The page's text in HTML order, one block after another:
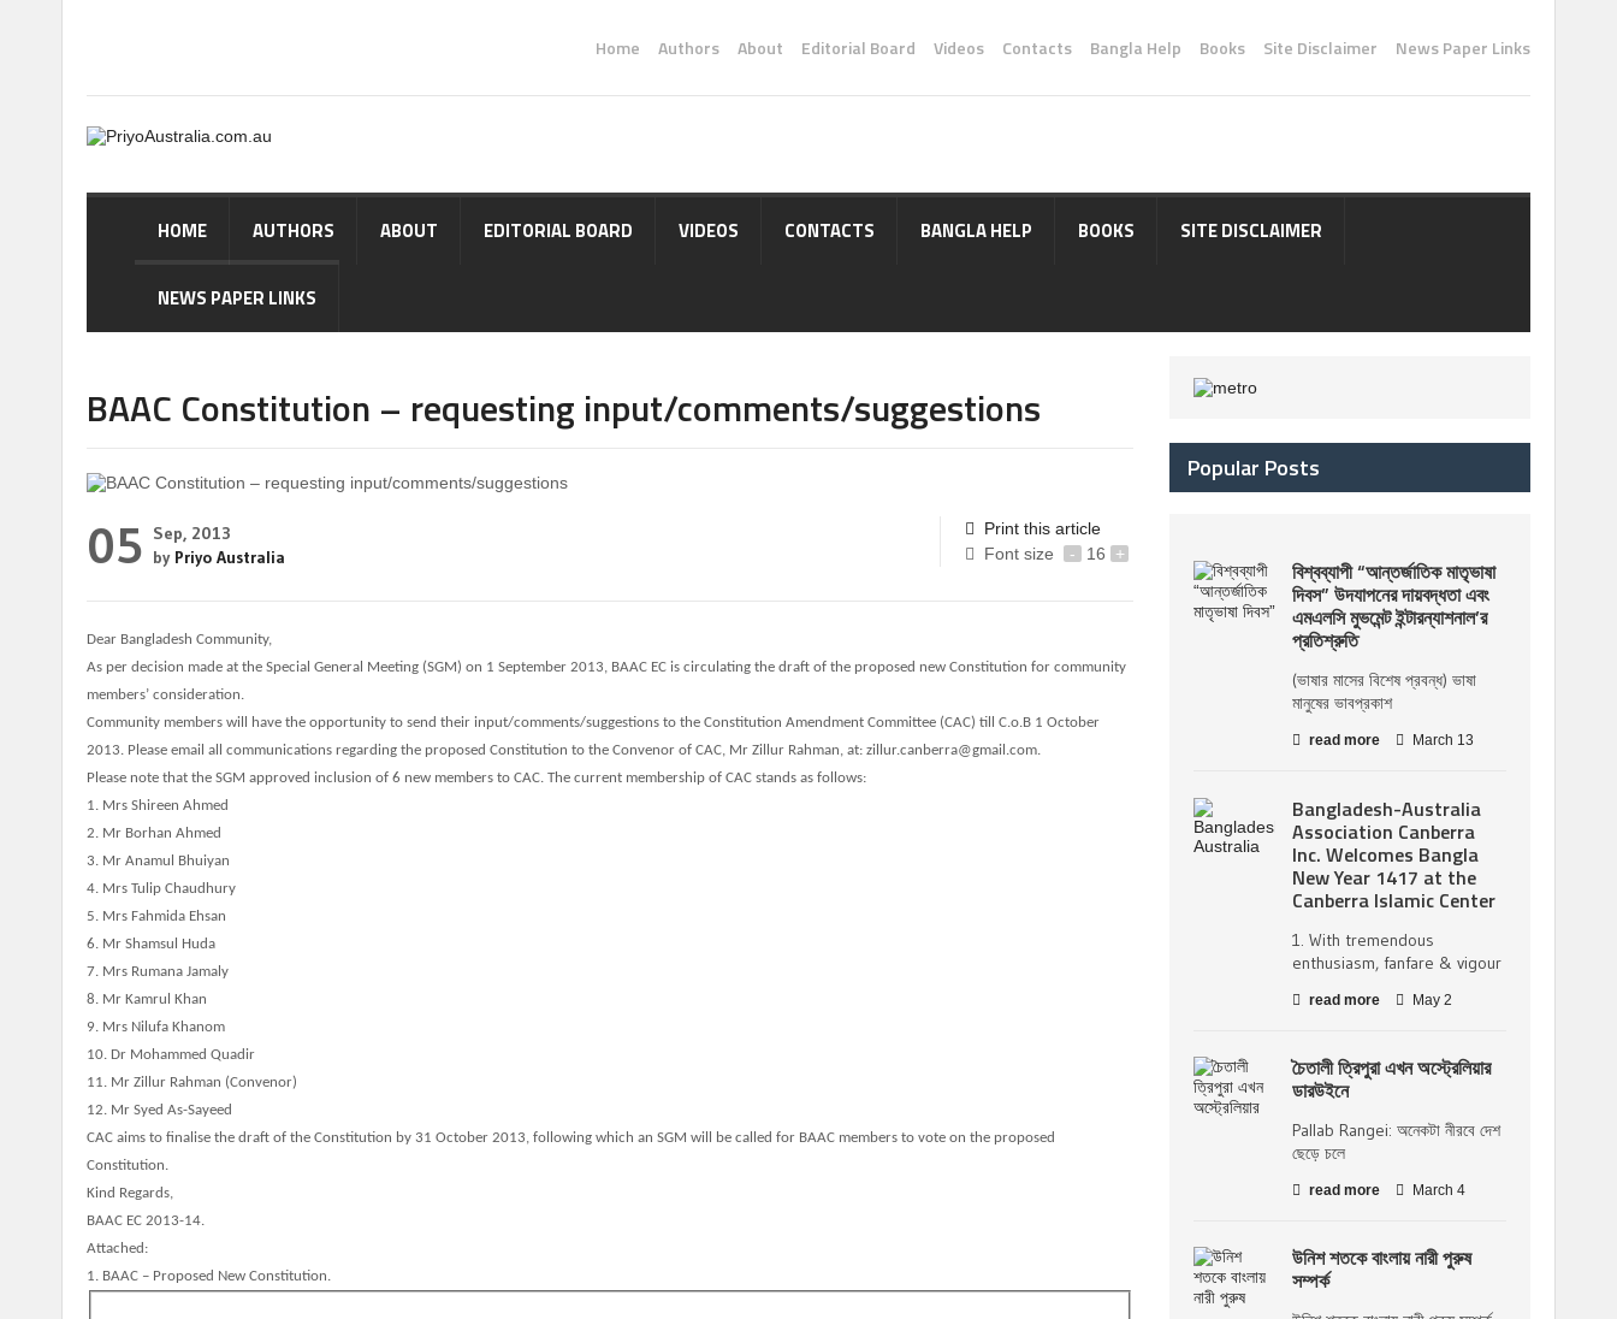
Home Authors About Editorial Board Videos Contacts Bangla Help Books Site Disclaimer News Paper Links
HOME AUTHORS ABOUT EDITORIAL BOARD VIDEOS CONTACTS BANGLA HELP BOOKS SITE DISCLAIMER
NEWS PAPER LINKS
BAAC Constitution – requesting input/comments/suggestions
05 Sep, 2013
by Priyo Australia
Print this article
Font size
- 16 +
Dear Bangladesh Community,
As per decision made at the Special General Meeting (SGM) on 1 September 2013, BAAC EC is circulating the draft of the proposed new Constitution for community
members’ consideration.
Community members will have the opportunity to send their input/comments/suggestions to the Constitution Amendment Committee (CAC) till C.o.B 1 October
2013. Please email all communications regarding the proposed Constitution to the Convenor of CAC, Mr Zillur Rahman, at: zillur.canberra@gmail.com.
Please note that the SGM approved inclusion of 6 new members to CAC. The current membership of CAC stands as follows:
1. Mrs Shireen Ahmed
2. Mr Borhan Ahmed
3. Mr Anamul Bhuiyan
4. Mrs Tulip Chaudhury
5. Mrs Fahmida Ehsan
6. Mr Shamsul Huda
7. Mrs Rumana Jamaly
8. Mr Kamrul Khan
9. Mrs Nilufa Khanom
10. Dr Mohammed Quadir
11. Mr Zillur Rahman (Convenor)
12. Mr Syed As-Sayeed
CAC aims to finalise the draft of the Constitution by 31 October 2013, following which an SGM will be called for BAAC members to vote on the proposed
Constitution.
Kind Regards,
BAAC EC 2013-14.
Attached:
1. BAAC – Proposed New Constitution.
Popular Posts
বিশ্বব্যাপী “আন্তর্জাতিক মাতৃভাষা
দিবস” উদযাপনের দায়বদ্ধতা এবং
এমএলসি মুভমেন্ট ইন্টারন্যাশনাল’র
প্রতিশ্রুতি
(ভাষার মাসের বিশেষ প্রবন্ধ) ভাষা
মানুষের ভাবপ্রকাশ
read more March 13
Bangladesh-Australia
Association Canberra
Inc. Welcomes Bangla
New Year 1417 at the
Canberra Islamic Center
1. With tremendous
enthusiasm, fanfare & vigour
read more May 2
চৈতালী ত্রিপুরা এখন অস্ট্রেলিয়ার
ডারউইনে
Pallab Rangei: অনেকটা নীরবে দেশ
ছেড়ে চলে
read more March 4
উনিশ শতকে বাংলায় নারী পুরুষ
সম্পর্ক